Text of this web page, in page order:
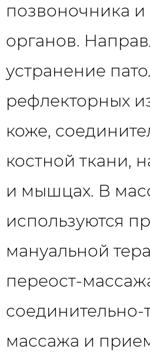
позвоночника
органов.
устранение
рефлекторных
коже,
костной ткани,
и мышцах. В
используются
мануальной
переост-
соединительно-
массажа и